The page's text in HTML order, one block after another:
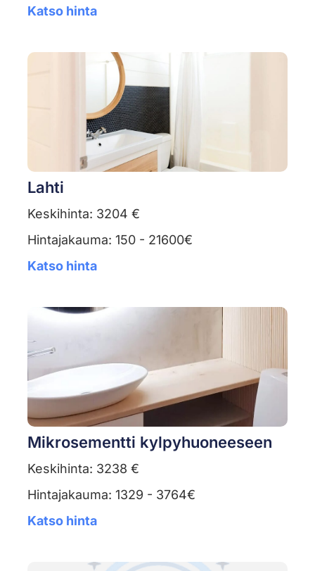
Katso hinta
Lahti
Keskihinta: 3204 €
Hintajakauma: 150 - 21600€
Katso hinta
Mikrosementti kylpyhuoneeseen
Keskihinta: 3238 €
Hintajakauma: 1329 - 3764€
Katso hinta